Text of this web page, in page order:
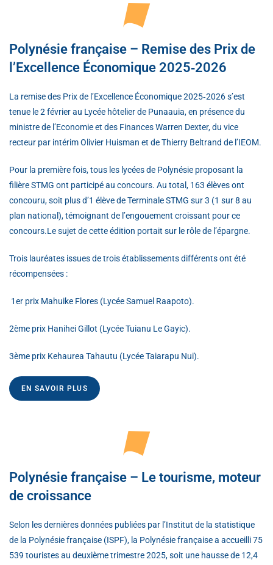
Polynésie française – Remise des Prix de
l’Excellence Économique 2025‑2026
La remise des Prix de l’Excellence Économique 2025‑2026 s’est
tenue le 2 février au Lycée hôtelier de Punaauia, en présence du
ministre de l’Economie et des Finances Warren Dexter, du vice
recteur par intérim Olivier Huisman et de Thierry Beltrand de l’IEOM.
Pour la première fois, tous les lycées de Polynésie proposant la
filière STMG ont participé au concours. Au total, 163 élèves ont
concouru, soit plus d’1 élève de Terminale STMG sur 3 (1 sur 8 au
plan national), témoignant de l’engouement croissant pour ce
concours.Le sujet de cette édition portait sur le rôle de l’épargne.
Trois lauréates issues de trois établissements différents ont été
récompensées :
1er prix Mahuike Flores (Lycée Samuel Raapoto).
2ème prix Hanihei Gillot (Lycée Tuianu Le Gayic).
3ème prix Kehaurea Tahautu (Lycée Taiarapu Nui).
EN SAVOIR PLUS
Polynésie française – Le tourisme, moteur
de croissance
Selon les dernières données publiées par l’Institut de la statistique
de la Polynésie française (ISPF), la Polynésie française a accueilli 75
539 touristes au deuxième trimestre 2025, soit une hausse de 12,4